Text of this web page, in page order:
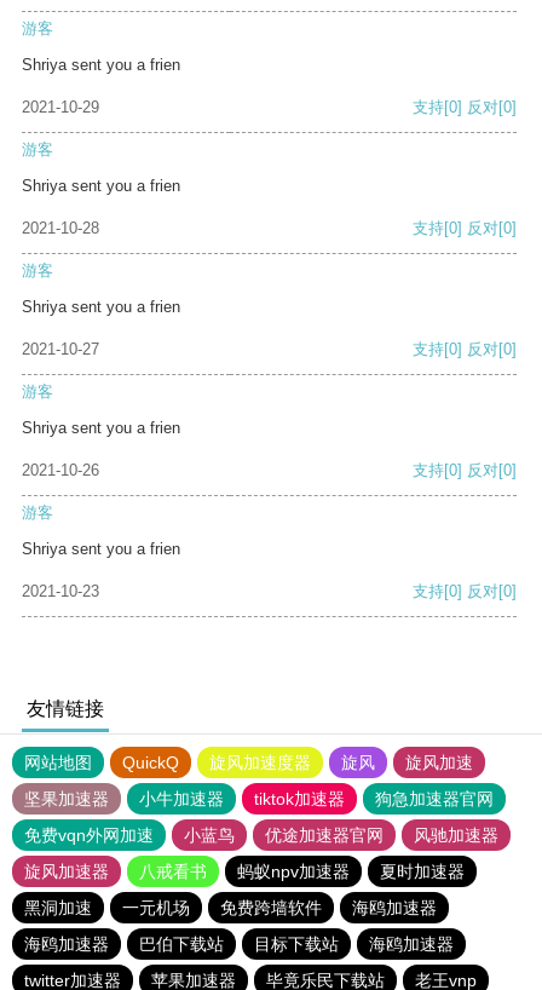
游客
Shriya sent you a frien
2021-10-29 支持[0] 反对[0]
游客
Shriya sent you a frien
2021-10-28 支持[0] 反对[0]
游客
Shriya sent you a frien
2021-10-27 支持[0] 反对[0]
游客
Shriya sent you a frien
2021-10-26 支持[0] 反对[0]
游客
Shriya sent you a frien
2021-10-23 支持[0] 反对[0]
友情链接
网站地图 QuickQ 旋风加速度器 旋风
旋风加速
坚果加速器
小牛加速器 tiktok加速器
狗急加速器官网
免费vqn外网加速
小蓝鸟 优途加速器官网
风驰加速器
旋风加速器
八戒看书 蚂蚁npv加速器
夏时加速器
黑洞加速
一元机场 免费跨墙软件
海鸥加速器
海鸥加速器
巴伯下载站 目标下载站
海鸥加速器
twitter加速器
苹果加速器 毕竟乐民下载站 老王vnp